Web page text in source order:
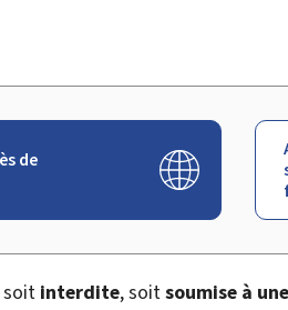
de
soit interdite, soitsoumise à